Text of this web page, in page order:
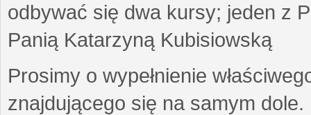
odbywać się dwa kursy; jeden z
Panią Katarzyną Kubisiowską
Prosimy o wypełnienie
znajdującego się na samym